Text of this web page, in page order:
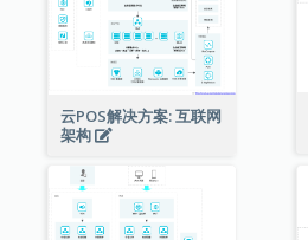
云POS解决方案: 互联网
架构